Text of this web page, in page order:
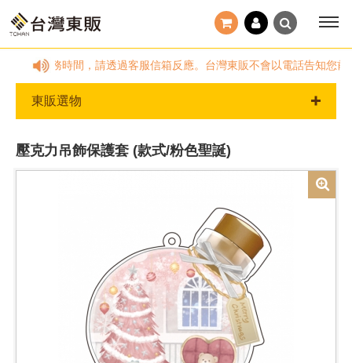
服務時間，請透過客服信箱反應。台灣東販不會以電話告知您前往
東販選物
壓克力吊飾保護套 (款式/粉色聖誕)